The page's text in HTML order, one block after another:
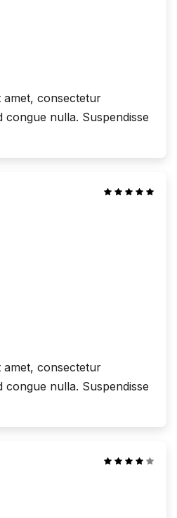
amet, consectetur
congue nulla. Suspendisse
amet, consectetur
congue nulla. Suspendisse